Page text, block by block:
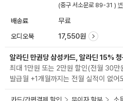
(중구 서소문로 89-31 )
배송료 무료
오디오북 17,550원
알라딘 만권당 삼성카드, 알라딘 15%
최대 1만원 또는 2만원 할인(전월 30
발급월 +1개월까지는 전월 실적이 없어